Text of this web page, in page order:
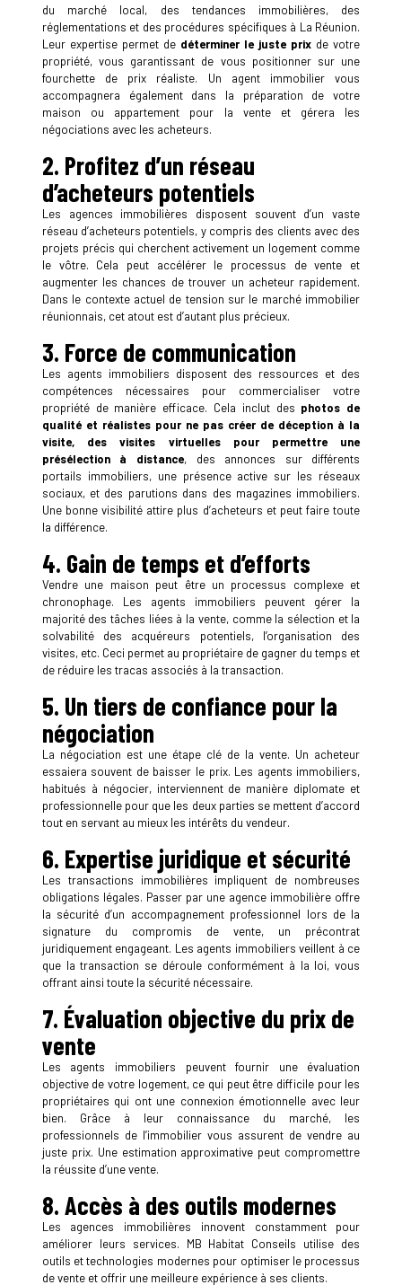
du marché local, des tendances immobilières, des
réglementations et des procédures spécifiques à La Réunion.
Leur expertise permet de déterminer le juste prix de votre
propriété, vous garantissant de vous positionner sur une
fourchette de prix réaliste. Un agent immobilier vous
accompagnera également dans la préparation de votre
maison ou appartement pour la vente et gérera les
négociations avec les acheteurs.
2. Profitez d’un réseau
d’acheteurs potentiels
Les agences immobilières disposent souvent d’un vaste
réseau d’acheteurs potentiels, y compris des clients avec des
projets précis qui cherchent activement un logement comme
le vôtre. Cela peut accélérer le processus de vente et
augmenter les chances de trouver un acheteur rapidement.
Dans le contexte actuel de tension sur le marché immobilier
réunionnais, cet atout est d’autant plus précieux.
3. Force de communication
Les agents immobiliers disposent des ressources et des
compétences nécessaires pour commercialiser votre
propriété de manière efficace. Cela inclut des photos de
qualité et réalistes pour ne pas créer de déception à la
visite, des visites virtuelles pour permettre une
présélection à distance, des annonces sur différents
portails immobiliers, une présence active sur les réseaux
sociaux, et des parutions dans des magazines immobiliers.
Une bonne visibilité attire plus d’acheteurs et peut faire toute
la différence.
4. Gain de temps et d’efforts
Vendre une maison peut être un processus complexe et
chronophage. Les agents immobiliers peuvent gérer la
majorité des tâches liées à la vente, comme la sélection et la
solvabilité des acquéreurs potentiels, l’organisation des
visites, etc. Ceci permet au propriétaire de gagner du temps et
de réduire les tracas associés à la transaction.
5. Un tiers de confiance pour la
négociation
La négociation est une étape clé de la vente. Un acheteur
essaiera souvent de baisser le prix. Les agents immobiliers,
habitués à négocier, interviennent de manière diplomate et
professionnelle pour que les deux parties se mettent d’accord
tout en servant au mieux les intérêts du vendeur.
6. Expertise juridique et sécurité
Les transactions immobilières impliquent de nombreuses
obligations légales. Passer par une agence immobilière offre
la sécurité d’un accompagnement professionnel lors de la
signature du compromis de vente, un précontrat
juridiquement engageant. Les agents immobiliers veillent à ce
que la transaction se déroule conformément à la loi, vous
offrant ainsi toute la sécurité nécessaire.
7. Évaluation objective du prix de
vente
Les agents immobiliers peuvent fournir une évaluation
objective de votre logement, ce qui peut être difficile pour les
propriétaires qui ont une connexion émotionnelle avec leur
bien. Grâce à leur connaissance du marché, les
professionnels de l’immobilier vous assurent de vendre au
juste prix. Une estimation approximative peut compromettre
la réussite d’une vente.
8. Accès à des outils modernes
Les agences immobilières innovent constamment pour
améliorer leurs services. MB Habitat Conseils utilise des
outils et technologies modernes pour optimiser le processus
de vente et offrir une meilleure expérience à ses clients.